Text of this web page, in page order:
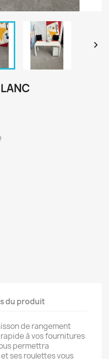

du produit
de rangement
à vos fournitures
permettra
ses roulettes vous